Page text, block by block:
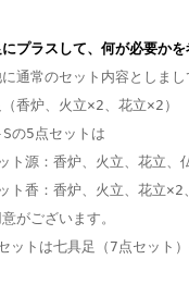
プラスして、何が必要かを
通常のセット内容としまし
香炉、火立×2、花立×2）
の5点セットは
ト源：香炉、火立、花立、
ト香：香炉、火立、花立×2
がございます。
ットは七具足（7点セット